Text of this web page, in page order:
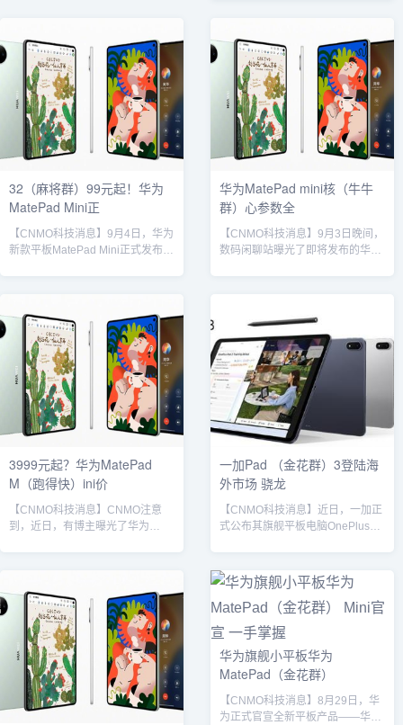
小屏设备电量焦虑的痛点。高通
被打破，手机屏幕越来越大部分平
板尺寸越来越小，体验也正在合
一。这也让普通消费者看到了电子
产品的更多可能性，物理世界边界
的藩篱正在被软件形态重塑。9月4
日下午，华为举办新品发布会正式
发布了华为MatePad Mini，以8.8
英寸的尺寸为平板市场带来了...
32（麻将群）99元起！华为
MatePad Mini正
【CNMO科技消息】9月4日，华为
新款平板MatePad Mini正式发布。
解，华为MatePad Mini采用全新架
构设计，厚度仅5.1mm，重量低至
255g，弧形侧边与航空级高强度钢
材质兼顾视觉纤薄与机身强度。配
色方面，新品提供云杉绿、雪域
白、曜石黑三款3D锦纤配色及寰宇
红素皮典藏版。硬件...
华为MatePad mini核（牛牛
群）心参数全
【CNMO科技消息】9月3日晚间，
数码闲聊站曝光了即将发布的华为
MatePad Mini将采用一块8.8英寸
OLED屏幕，分辨率为2560×1600
像素，屏幕比例为16:10，支持高
色准与广色域显示。设计上，该机
采用“四等边”窄边框方案，边框宽
度仅为2.99mm，搭配挖孔屏设
计，视觉效果更为沉浸。...
3999元起？华为MatePad
M（跑得快）ini价
【CNMO科技消息】CNMO注意
到，近日，有博主曝光了华为
色）售价为3999元；
12GB+512GB（曜石黑、雪域白、
云杉绿配色）售价为4499元；
12GB+512GB柔光版（曜石黑、雪
域白、云杉绿配色）售价为4999
元。华为MatePad Mini据CNMO了
解，另有博主此前爆料称，华为
MatePad...
一加Pad （金花群）3登陆海
外市场 骁龙
【CNMO科技消息】近日，一加正
式公布其旗舰平板电脑OnePlus
格，如今官方确认，该平板将于9
月5日正式开售。OnePlus Pad 3
提供两种存储配置：12GB+256GB
版本售价为47999卢比（约合545
美元），12GB+512GB版本售价为
52999卢比（约合600美元）。机
身提供“风暴蓝”和“霜雾银”两种配色
华为旗舰小平板华为
MatePad（金花群）
【CNMO科技消息】8月29日，华
为正式官宣全新平板产品——华为